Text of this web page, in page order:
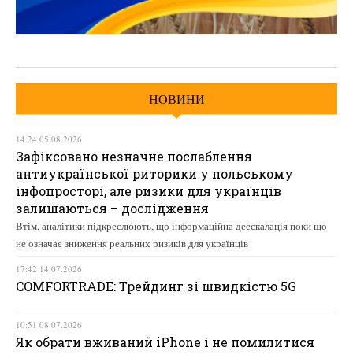
НОВИНИ
14:24 05.08.2026
Зафіксовано незначне послаблення
антиукраїнської риторики у польському
інфопросторі, але ризики для українців
залишаються – дослідження
Втім, аналітики підкреслюють, що інформаційна деескалація поки що
не означає зниження реальних ризиків для українців
17:42 14.07.2026
COMFORTRADE: Трейдинг зі швидкістю 5G
10:51 08.07.2026
Як обрати вживаний iPhone і не помилитися